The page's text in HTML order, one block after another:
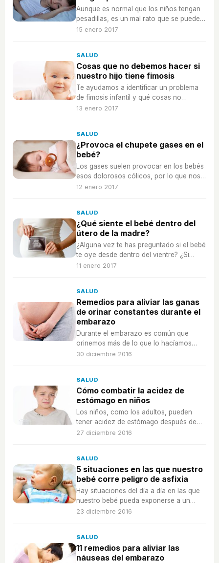
Aunque es normal que los niños tengan
pesadillas, es un mal rato que se puede
prevenir con unos buenos hábitos de
15 enero 2017
SALUD
Cosas que no debemos hacer si
nuestro hijo tiene fimosis
Te ayudamos a identificar un problema
de fimosis infantil y qué cosas no
debemos hacer nunca a un bebé o un
13 enero 2017
SALUD
¿Provoca el chupete gases en el
bebé?
Los gases suelen provocar en los bebés
esos dolorosos cólicos, por lo que nos
puede preocupar que el chupete sea una
12 enero 2017
SALUD
¿Qué siente el bebé dentro del
útero de la madre?
¿Alguna vez te has preguntado si el bebé
te oye desde dentro del vientre? ¿Si
sufre, se pone nervioso o está
11 enero 2017
SALUD
Remedios para aliviar las ganas
de orinar constantes durante el
embarazo
Durante el embarazo es común que
orinemos más de lo que lo hacíamos
antes, pero podemos intentar que sea
30 diciembre 2016
SALUD
Cómo combatir la acidez de
estómago en niños
Los niños, como los adultos, pueden
tener acidez de estómago después de
una comida copiosa y rica en grasas,
27 diciembre 2016
SALUD
5 situaciones en las que nuestro
bebé corre peligro de asfixia
Hay situaciones del día a día en las que
nuestro bebé pueda exponerse a un
riesgo grande de asfixia, debemos
23 diciembre 2016
SALUD
11 remedios para aliviar las
náuseas del embarazo